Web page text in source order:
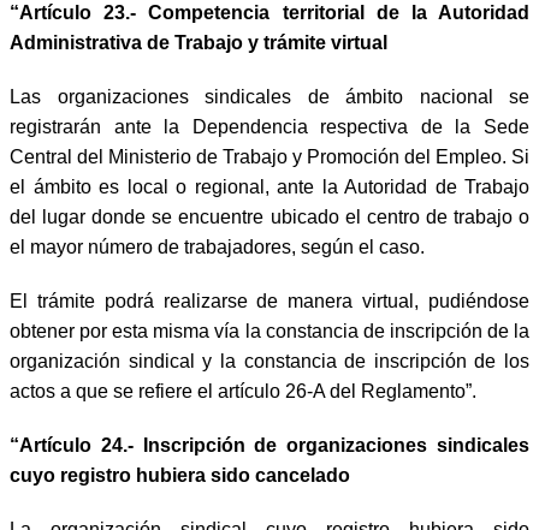
“Artículo 23.- Competencia territorial de la Autoridad
Administrativa de Trabajo y trámite virtual
Las organizaciones sindicales de ámbito nacional se
registrarán ante la Dependencia respectiva de la Sede
Central del Ministerio de Trabajo y Promoción del Empleo. Si
el ámbito es local o regional, ante la Autoridad de Trabajo
del lugar donde se encuentre ubicado el centro de trabajo o
el mayor número de trabajadores, según el caso.
El trámite podrá realizarse de manera virtual, pudiéndose
obtener por esta misma vía la constancia de inscripción de la
organización sindical y la constancia de inscripción de los
actos a que se refiere el artículo 26-A del Reglamento”.
“Artículo 24.- Inscripción de organizaciones sindicales
cuyo registro hubiera sido cancelado